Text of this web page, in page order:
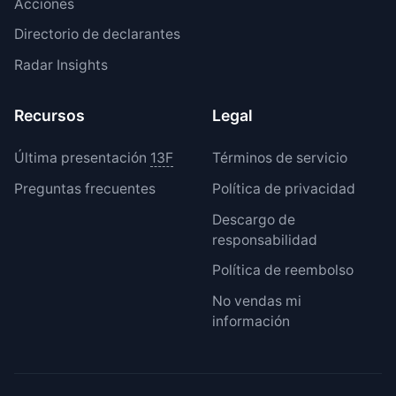
Acciones
Directorio de declarantes
Radar Insights
Recursos
Última presentación 13F
Preguntas frecuentes
Legal
Términos de servicio
Política de privacidad
Descargo de
responsabilidad
Política de reembolso
No vendas mi
información